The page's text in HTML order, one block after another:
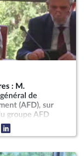
: M.
de
(AFD), sur
groupe AFD